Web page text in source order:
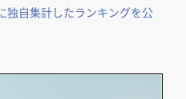
独自集計したランキングを公